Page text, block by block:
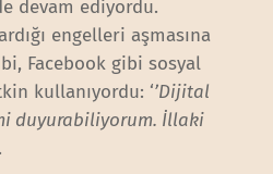
devam ediyordu.
engelleri aşmasına
Facebook gibi sosyal
kullanıyordu: ‘’Dijital
duyurabiliyorum. İllaki